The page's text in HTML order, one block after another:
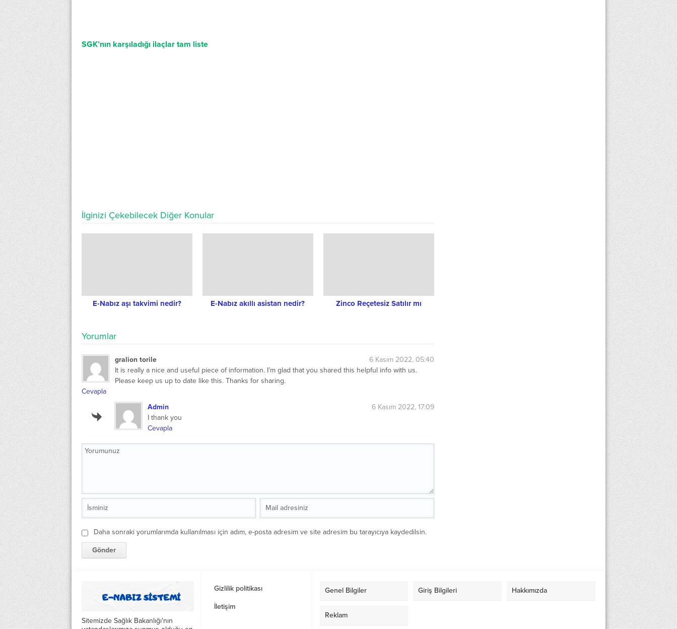
SGK’nın karşıladığı ilaçlar tam liste
İlginizi Çekebilecek Diğer Konular
E-Nabız aşı takvimi nedir? E-Nabız akıllı asistan nedir? Zinco Reçetesiz Satılır mı
Yorumlar
gralion torile
6 Kasım 2022, 05:40
It is really a nice and useful piece of information. I’m glad that you shared this helpful info with us.
Please keep us up to date like this. Thanks for sharing.
Cevapla
Admin
6 Kasım 2022, 17:09
I thank you
Cevapla
Daha sonraki yorumlarımda kullanılması için adım, e-posta adresim ve site adresim bu tarayıcıya kaydedilsin.
Sitemizde Sağlık Bakanlığı'nın
Gizlilik politikası
İletişim
Genel Bilgiler Giriş Bilgileri Hakkımızda
Reklam